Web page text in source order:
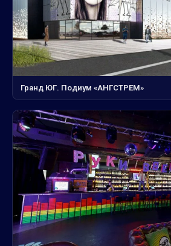
Гранд ЮГ. Подиум «АНГСТРЕМ»